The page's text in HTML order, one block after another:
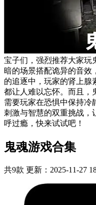
宝子们，强烈推荐大家玩
暗的场景搭配诡异的音效
的追逐中，玩家的肾上腺
都让人难以忘怀。而且，
需要玩家在恐惧中保持冷
刺激与智慧的双重挑战，
呼过瘾，快来试试吧！
鬼魂游戏合集
共9款 更新：2025-11-27